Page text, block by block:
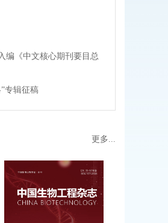
编《中文核心期刊要目总
专辑征稿
更多...